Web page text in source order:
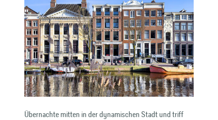
Übernachte mitten in der dynamischen Stadt und triff